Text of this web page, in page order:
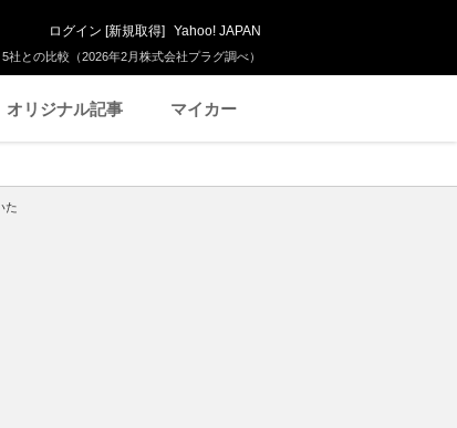
との比較（2026年2月株式会社プラグ調べ）
ログイン [新規取得] Yahoo! JAPAN
オリジナル記事 マイカー
た